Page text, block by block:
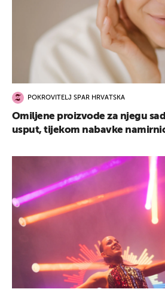
POKROVITELJ SPAR HRVATSKA
Omiljene proizvode za njegu
usput, tijekom nabavke